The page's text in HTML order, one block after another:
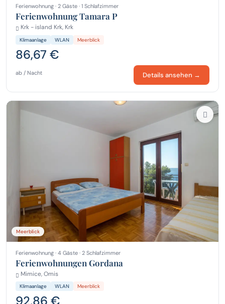
Ferienwohnung · 2 Gäste · 1 Schlafzimmer
Ferienwohnung Tamara P
Krk - island Krk, Krk
Klimaanlage WLAN Meerblick
86,67 €
ab / Nacht Details ansehen →
Meerblick
Ferienwohnung · 4 Gäste · 2 Schlafzimmer
Ferienwohnungen Gordana
Mimice, Omis
Klimaanlage WLAN Meerblick
92,86 €